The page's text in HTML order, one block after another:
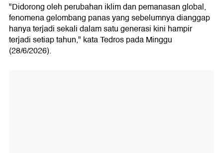
"Didorong oleh perubahan iklim dan pemanasan global,
fenomena gelombang panas yang sebelumnya dianggap
hanya terjadi sekali dalam satu generasi kini hampir
terjadi setiap tahun," kata Tedros pada Minggu
(28/6/2026).